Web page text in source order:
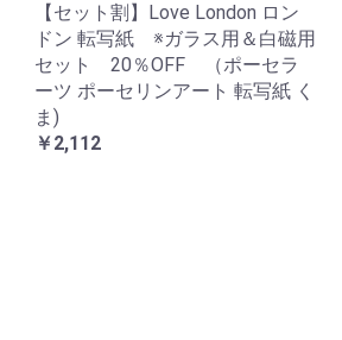
【セット割】Love London ロン
ドン 転写紙 ※ガラス用＆白磁用
セット 20％OFF （ポーセラ
ーツ ポーセリンアート 転写紙 く
ま)
￥2,112